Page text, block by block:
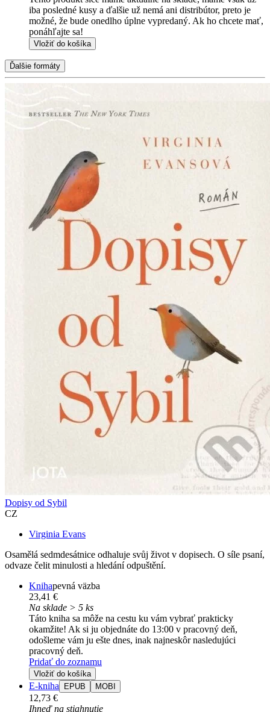
iba posledné kusy a ďalšie už nemá ani distribútor, preto je
možné, že bude onedlho úplne vypredaný. Ak ho chcete mať,
ponáhľajte sa!
Vložiť do košíka
Ďalšie formáty
Dopisy od Sybil
CZ
Virginia Evans
Osamělá sedmdesátnice odhaluje svůj život v dopisech. O síle psaní,
odvaze čelit minulosti a hledání odpuštění.
Knihapevná väzba
23,41 €
Na sklade > 5 ks
Táto kniha sa môže na cestu ku vám vybrať prakticky
okamžite! Ak si ju objednáte do 13:00 v pracovný deň,
odošleme vám ju ešte dnes, inak najneskôr nasledujúci
pracovný deň.
Pridať do zoznamu
Vložiť do košíka
E-kniha EPUB MOBI
12,73 €
Ihneď na stiahnutie